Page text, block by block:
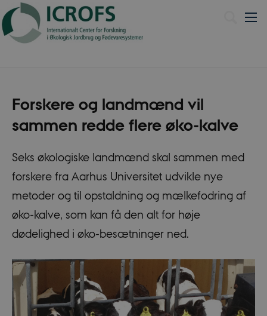
Forskere og landmænd vil
sammen redde flere øko-kalve
Seks økologiske landmænd skal sammen med
forskere fra Aarhus Universitet udvikle nye
metoder og til opstaldning og mælkefodring af
øko-kalve, som kan få den alt for høje
dødelighed i øko-besætninger ned.